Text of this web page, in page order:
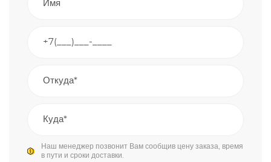
Наш менеджер позвонит Вам сообщив цену заказа, время
в пути и сроки доставки.